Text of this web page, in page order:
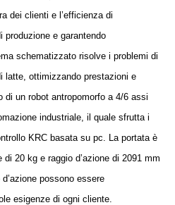
dei clienti e l’efficienza di
e garantendo
schematizzato risolve i problemi di
latte, ottimizzando prestazioni e
di un robot antropomorfo a 4/6 assi
industriale, il quale sfrutta i
KRC basata su pc. La portata è
20 kg e raggio d’azione di 2091 mm
possono essere
esigenze di ogni cliente.